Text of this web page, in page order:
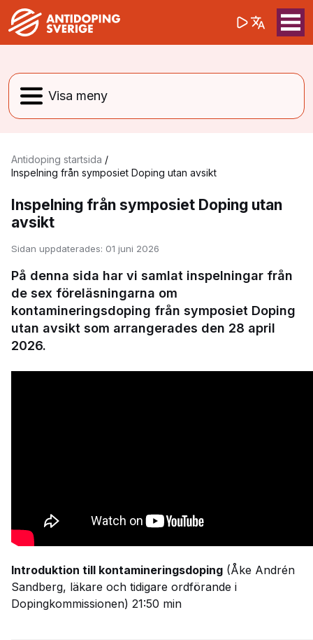
Sök på(opens in a
Antidoping startsida /
Inspelning från symposiet Doping utan avsikt
Inspelning från symposiet Doping utan
avsikt
Sidan uppdaterades: 01 juni 2026
På denna sida har vi samlat inspelningar från
de sex föreläsningarna om
kontamineringsdoping från symposiet Doping
utan avsikt som arrangerades den 28 april
2026.
Introduktion till kontamineringsdoping (Åke Andrén
Sandberg, läkare och tidigare ordförande i
Dopingkommissionen) 21:50 min